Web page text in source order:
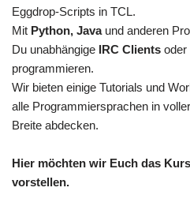
Eggdrop-Scripts in TCL.
Mit Python, Java und anderen
Du unabhängige IRC Clients oder
programmieren.
Wir bieten einige Tutorials und
alle Programmiersprachen in voller
Breite abdecken.
Hier möchten wir Euch das
vorstellen.